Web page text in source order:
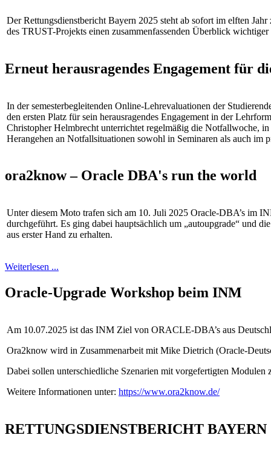
Der Rettungsdienstbericht Bayern 2025 steht ab sofort im elften
des TRUST-Projekts einen zusammenfassenden Überblick
Erneut herausragendes Engagement für
In der semesterbegleitenden Online-Lehrevaluationen der
den ersten Platz für sein herausragendes Engagement in der
Christopher Helmbrecht unterrichtet regelmäßig die Notfallwoche,
Herangehen an Notfallsituationen sowohl in Seminaren als auch
ora2know – Oracle DBA's run the world
Unter diesem Moto trafen sich am 10. Juli 2025 Oracle-DBA’s im
durchgeführt. Es ging dabei hauptsächlich um „autoupgrade“ und
aus erster Hand zu erhalten.
Weiterlesen ...
Oracle-Upgrade Workshop beim INM
Am 10.07.2025 ist das INM Ziel von ORACLE-DBA’s aus
Ora2know wird in Zusammenarbeit mit Mike Dietrich (Oracle-
Dabei sollen unterschiedliche Szenarien mit vorgefertigten Modulen
Weitere Informationen unter: https://www.ora2know.de/
RETTUNGSDIENSTBERICHT BAYERN